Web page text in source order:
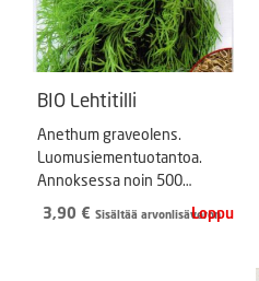
BIO Lehtitilli
Anethum graveolens.
Luomusiementuotantoa.
Annoksessa noin 500
siementä.
3,90 € Sisältää arvonlisäveron